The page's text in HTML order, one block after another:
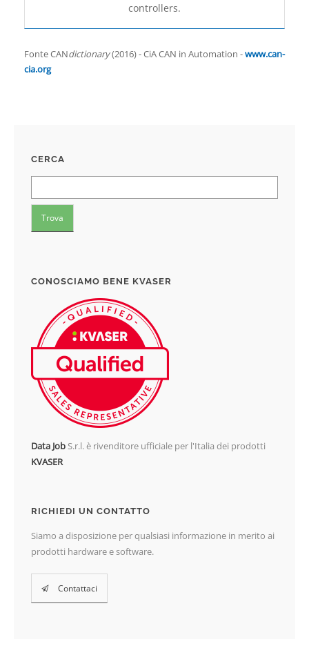
controllers.
Fonte CANdictionary(2016) - CiA CAN in Automation -www.can-
cia.org
CERCA
CONOSCIAMO BENE KVASER
Data JobS.r.l. è rivenditore ufficiale per l'Italia dei prodotti
KVASER
RICHIEDI UN CONTATTO
Siamo a disposizione per qualsiasi informazione in merito ai
prodotti hardware e software.
Contattaci